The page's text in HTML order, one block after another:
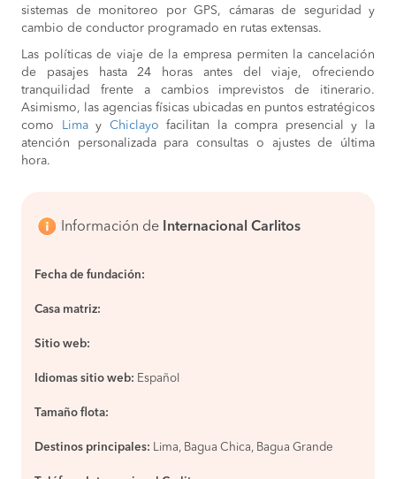
sistemas de monitoreo por GPS, cámaras de seguridad y
cambio de conductor programado en rutas extensas.
Las políticas de viaje de la empresa permiten la cancelación
de pasajes hasta 24 horas antes del viaje, ofreciendo
tranquilidad frente a cambios imprevistos de itinerario.
Asimismo, las agencias físicas ubicadas en puntos estratégicos
como
Limay Chiclayo facilitan la compra presencial y la
atención personalizada para consultas o ajustes de última
hora.
Información de Internacional Carlitos
Fecha de fundación:
Casa matriz:
Sitio web:
Idiomas sitio web: Español
Tamaño flota:
Destinos principales: Lima, Bagua Chica, Bagua Grande